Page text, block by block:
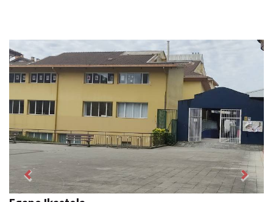
Previous Next